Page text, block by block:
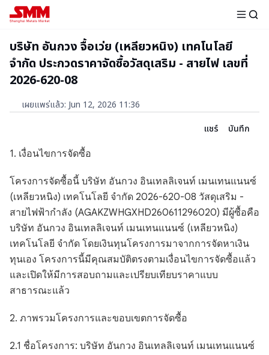
บริษัท อันกวง จื้อเว่ย (เหลียวหนิง) เทคโนโลยี
จำกัด ประกวดราคาจัดซื้อวัสดุเสริม - สายไฟ เลขที่
2026-620-08
เผยแพร่แล้ว: Jun 12, 2026 11:36
แชร์
บันทึก
1. เงื่อนไขการจัดซื้อ
โครงการจัดซื้อนี้ บริษัท อันกวง อินเทลลิเจนท์ เมนเทนแนนซ์
(เหลียวหนิง) เทคโนโลยี จำกัด 2026-620-08 วัสดุเสริม -
สายไฟฟ้ากำลัง (AGAKZWHGXHD260611296020) มีผู้ซื้อคือ
บริษัท อันกวง อินเทลลิเจนท์ เมนเทนแนนซ์ (เหลียวหนิง)
เทคโนโลยี จำกัด โดยเงินทุนโครงการมาจากการจัดหาเงิน
ทุนเอง โครงการนี้มีคุณสมบัติตรงตามเงื่อนไขการจัดซื้อแล้ว
และเปิดให้มีการสอบถามและเปรียบเทียบราคาแบบ
สาธารณะแล้ว
2. ภาพรวมโครงการและขอบเขตการจัดซื้อ
2.1 ชื่อโครงการ: บริษัท อันกวง อินเทลลิเจนท์ เมนเทนแนนซ์